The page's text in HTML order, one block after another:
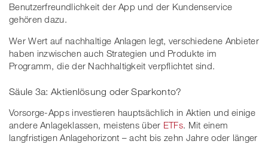
Benutzerfreundlichkeit der App und der Kundenservice
gehören dazu.
Wer Wert auf nachhaltige Anlagen legt, verschiedene Anbieter
haben inzwischen auch Strategien und Produkte im
Programm, die der Nachhaltigkeit verpflichtet sind.
Säule 3a: Aktienlösung oder Sparkonto?
Vorsorge-Apps investieren hauptsächlich in Aktien und einige
andere Anlageklassen, meistens über ETFs. Mit einem
langfristigen Anlagehorizont – acht bis zehn Jahre oder länger